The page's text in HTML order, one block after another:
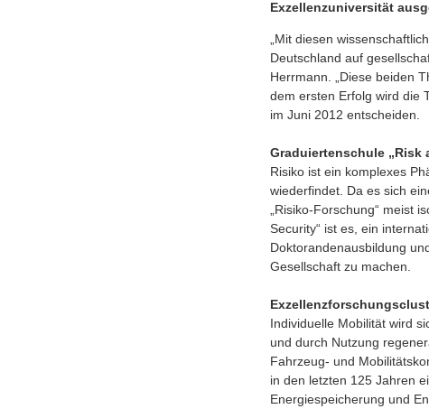
Exzellenzuniversität
„Mit diesen
Deutschland auf
Herrmann. „Diese beiden
dem ersten Erfolg wird die
im Juni 2012 entscheiden.
Graduiertenschule „Risk
Risiko ist ein komplexes
wiederfindet. Da es sich
„Risiko-Forschung“ meist
Security“ ist es, ein
Doktorandenausbildung
Gesellschaft zu machen.
Individuelle Mobilität wird
und durch Nutzung
Fahrzeug- und
in den letzten 125 Jahren
Energiespeicherung und